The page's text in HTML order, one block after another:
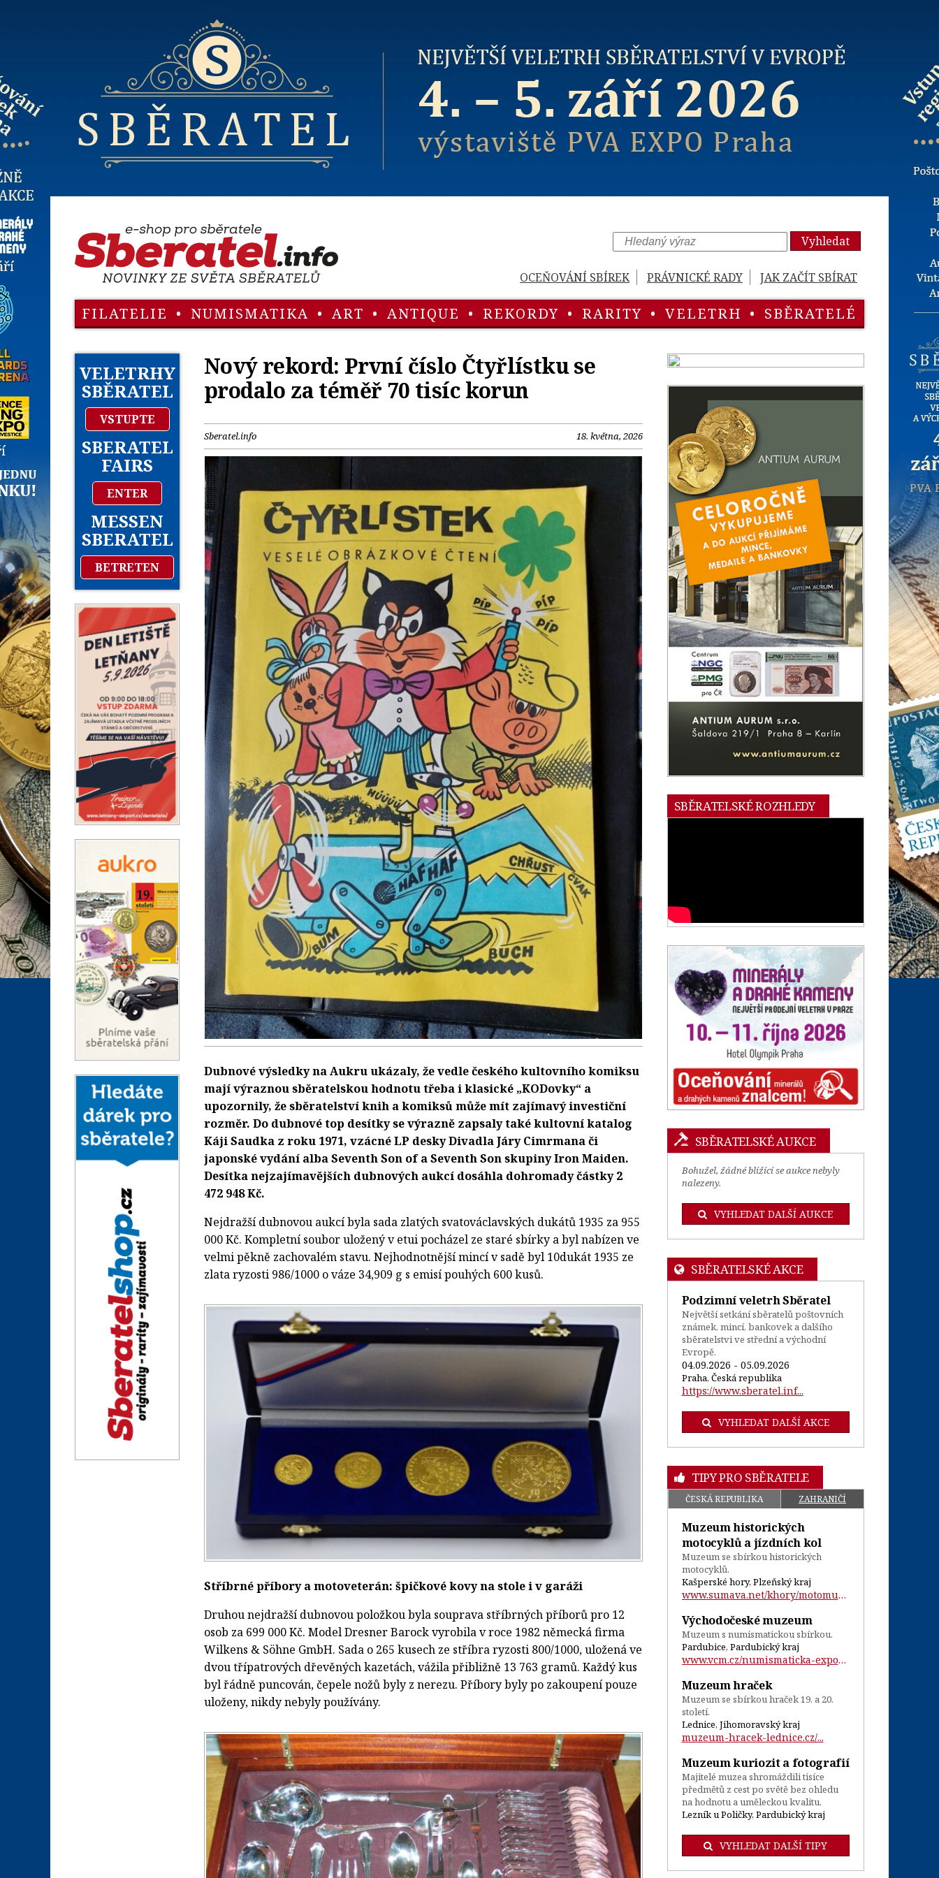
Vyhledat
OCEŇOVÁNÍ SBÍREK PRÁVNICKÉ RADY JAK ZAČÍT SBÍRAT
FILATELIE • NUMISMATIKA • ART • ANTIQUE • REKORDY • RARITY • VELETRH • SBĚRATELÉ
VELETRHY
SBĚRATEL
VSTUPTE
SBERATEL
FAIRS
ENTER
MESSEN
SBERATEL
BETRETEN
Nový rekord: První číslo Čtyřlístku se
prodalo za téměř 70 tisíc korun
Sberatel.info 18. května, 2026
Dubnové výsledky na Aukru ukázaly, že vedle českého kultovního komiksu
mají výraznou sběratelskou hodnotu třeba i klasické „KODovky“ a
upozornily, že sběratelství knih a komiksů může mít zajímavý investiční
rozměr. Do dubnové top desítky se výrazně zapsaly také kultovní katalog
Káji Saudka z roku 1971, vzácné LP desky Divadla Járy Cimrmana či
japonské vydání alba Seventh Son of a Seventh Son skupiny Iron Maiden.
Desítka nejzajímavějších dubnových aukcí dosáhla dohromady částky 2
472 948 Kč.
Nejdražší dubnovou aukcí byla sada zlatých svatováclavských dukátů 1935 za 955
000 Kč. Kompletní soubor uložený v etui pocházel ze staré sbírky a byl nabízen ve
velmi pěkně zachovalém stavu. Nejhodnotnější mincí v sadě byl 10dukát 1935 ze
zlata ryzosti 986/1000 o váze 34,909 g s emisí pouhých 600 kusů.
Stříbrné příbory a motoveterán: špičkové kovy na stole i v garáži
Druhou nejdražší dubnovou položkou byla souprava stříbrných příborů pro 12
osob za 699 000 Kč. Model Dresner Barock vyrobila v roce 1982 německá firma
Wilkens & Söhne GmbH. Sada o 265 kusech ze stříbra ryzosti 800/1000, uložená ve
dvou třípatrových dřevěných kazetách, vážila přibližně 13 763 gramů. Každý kus
byl řádně puncován, čepele nožů byly z nerezu. Příbory byly po zakoupení pouze
uloženy, nikdy nebyly používány.
SBĚRATELSKÉ ROZHLEDY
SBĚRATELSKÉ AUKCE
Bohužel, žádné blížící se aukce nebyly
nalezeny.
VYHLEDAT DALŠÍ AUKCE
SBĚRATELSKÉ AKCE
Podzimní veletrh Sběratel
Největší setkání sběratelů poštovních
známek, mincí, bankovek a dalšího
sběratelstvi ve střední a východní
Evropě.
04.09.2026 - 05.09.2026
Praha, Česká republika
https://www.sberatel.inf...
VYHLEDAT DALŠÍ AKCE
TIPY PRO SBĚRATELE
ČESKÁ REPUBLIKA ZAHRANIČÍ
Muzeum historických
motocyklů a jízdních kol
Muzeum se sbírkou historických
motocyklů.
Kašperské hory, Plzeňský kraj
www.sumava.net/khory/motomuzeum/...
Východočeské muzeum
Muzeum s numismatickou sbírkou.
Pardubice, Pardubický kraj
www.vcm.cz/numismaticka-expozice-a-kabin...
Muzeum hraček
Muzeum se sbírkou hraček 19. a 20.
století.
Lednice, Jihomoravský kraj
muzeum-hracek-lednice.cz/...
Muzeum kuriozit a fotografií
Majitelé muzea shromáždili tisíce
předmětů z cest po světě bez ohledu
na hodnotu a uměleckou kvalitu.
Lezník u Poličky, Pardubický kraj
VYHLEDAT DALŠÍ TIPY